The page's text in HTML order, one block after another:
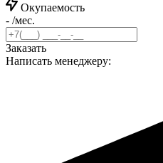
Окупаемость
- /мес.
Заказать
Написать менеджеру: